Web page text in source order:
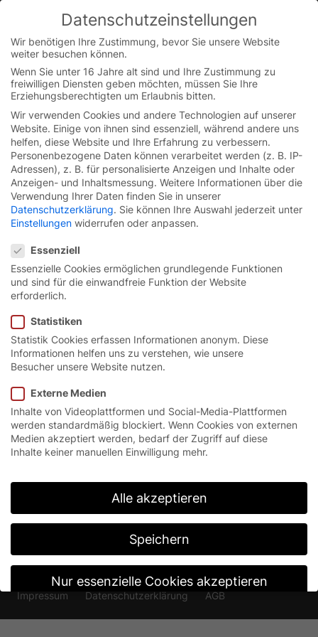
You are currently on the Austrian German website.
Switch to the English version.
Skip
content
Schnelllauftore
Lösungen
Anwender
Unternehmen
Kontakt & Weiteres
Impressum Datenschutzerklärung AGB
Datenschutzeinstellungen
Wir benötigen Ihre Zustimmung, bevor Sie unsere Website
weiter besuchen können.
Wenn Sie unter 16 Jahre alt sind und Ihre Zustimmung zu
freiwilligen Diensten geben möchten, müssen Sie Ihre
Erziehungsberechtigten um Erlaubnis bitten.
Wir verwenden Cookies und andere Technologien auf unserer
Website. Einige von ihnen sind essenziell, während andere uns
helfen, diese Website und Ihre Erfahrung zu verbessern.
Personenbezogene Daten können verarbeitet werden (z. B. IP-
Adressen), z. B. für personalisierte Anzeigen und Inhalte oder
Anzeigen- und Inhaltsmessung. Weitere Informationen über die
Verwendung Ihrer Daten finden Sie in unserer
Datenschutzerklärung. Sie können Ihre Auswahl jederzeit unter
Einstellungen widerrufen oder anpassen.
Essenziell
Essenzielle Cookies ermöglichen grundlegende Funktionen
und sind für die einwandfreie Funktion der Website
erforderlich.
Statistiken
Statistik Cookies erfassen Informationen anonym. Diese
Informationen helfen uns zu verstehen, wie unsere
Besucher unsere Website nutzen.
Externe Medien
Inhalte von Videoplattformen und Social-Media-Plattformen
werden standardmäßig blockiert. Wenn Cookies von externen
Medien akzeptiert werden, bedarf der Zugriff auf diese
Inhalte keiner manuellen Einwilligung mehr.
Alle akzeptieren
Speichern
Nur essenzielle Cookies akzeptieren
Individuelle Datenschutzeinstellungen